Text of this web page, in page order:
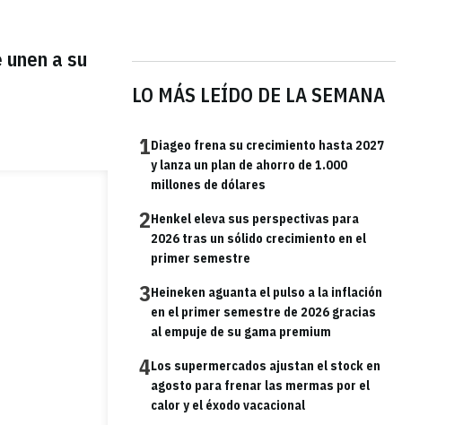
a su
LO MÁS LEÍDO DE LA SEMANA
1Diageo frena su crecimiento hasta 2027
y lanza un plan de ahorro de 1.000
millones de dólares
2Henkel eleva sus perspectivas para
2026 tras un sólido crecimiento en el
primer semestre
3Heineken aguanta el pulso a la inflación
en el primer semestre de 2026 gracias
al empuje de su gama premium
4Los supermercados ajustan el stock en
agosto para frenar las mermas por el
calor y el éxodo vacacional